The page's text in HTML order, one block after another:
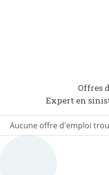
Offres
Expert en
Aucune offre d'emploi